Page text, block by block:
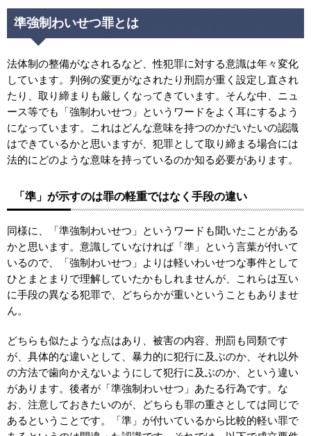
準強制わいせつ罪とは
法体制の整備がなされるなど、性犯罪に対する意識は年々変化
しています。判例の変更がなされたり刑罰が重く設定し直され
たり、取り締まりも厳しくなってきています。そんな中、ニュ
ース等でも「強制わいせつ」というワードをよく耳にするよう
になっています。これはどんな意味を持つのかだいたいの認識
はできているかと思いますが、犯罪として取り締まる場合には
法的にどのような意味を持っているのか知る必要があります。
「準」が示すのは罪の軽重ではなく手段の違い
同様に、「準強制わいせつ」というワードも聞いたことがある
かと思います。意識していなければ「準」という言葉が付いて
いるので、「強制わいせつ」よりは軽いわいせつな事件として
ひとまとまりで理解していたかもしれませんが、これらは互い
に手段の異なる犯罪で、どちらかが重いということもありませ
ん。
どちらも似たような点はあり、被害の内容、刑罰も同類です
が、具体的な違いとして、暴力的に犯行に及ぶのか、それ以外
の方法で歯向かえないようにして犯行に及ぶのか、という違い
があります。後者が「準強制わいせつ」あたる行為です。な
お、注意しておきたいのが、どちらも罪の重さとしては同じで
あるということです。「準」が付いているから比較的軽い罪で